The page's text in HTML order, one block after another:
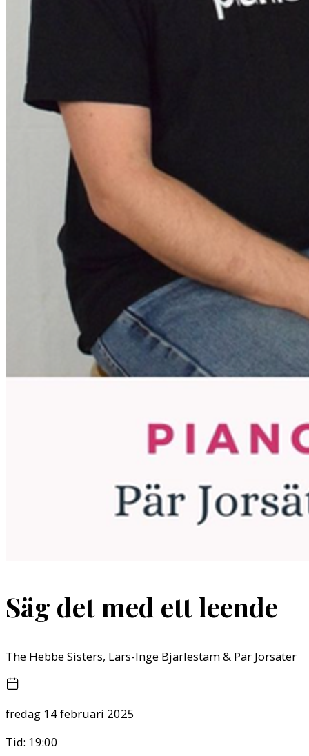
Säg det med ett leende
The Hebbe Sisters, Lars-Inge Bjärlestam & Pär Jorsäter
fredag 14 februari 2025
Tid: 19:00